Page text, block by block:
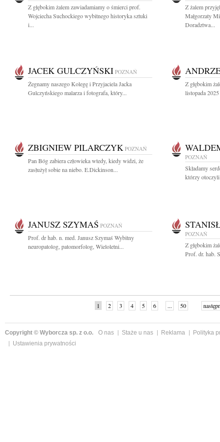
Z głębokim żalem zawiadamiamy o śmierci prof.
Wojciecha Suchockiego wybitnego historyka sztuki
i...
Z żalem
Małgorzaty
Doradztwa...
JACEK GULCZYŃSKI POZNAŃ
Żegnamy naszego Kolegę i Przyjaciela Jacka
Gulczyńskiego malarza i fotografa, który...
Z głębokim
listopada
ZBIGNIEW PILARCZYK POZNAŃ
Pan Bóg zabiera człowieka wtedy, kiedy widzi, że
zasłużył sobie na niebo. E.Dickinson...
POZNAŃ
Składamy
którzy
JANUSZ SZYMAŚ POZNAŃ
Prof. dr hab. n. med. Janusz Szymaś Wybitny
neuropatolog, patomorfolog, Wieloletni...
POZNAŃ
Z głębokim
Prof. dr. hab.
1 2 3 4 5 6 ... 50
Copyright © Wyborcza sp. z o.o. O nas Staże u nas Reklama
Polityka
Ustawienia prywatności